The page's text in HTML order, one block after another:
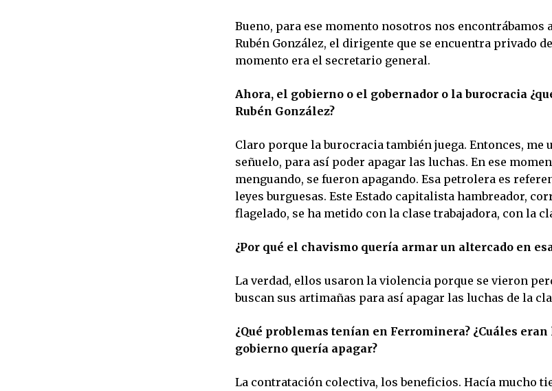
Bueno, para ese momento nosotros nos encontrábamos
Rubén González, el dirigente que se encuentra privado
momento era el secretario general.
Ahora, el gobierno o el gobernador o la burocracia
Rubén González?
Claro porque la burocracia también juega. Entonces, me
señuelo, para así poder apagar las luchas. En ese
menguando, se fueron apagando. Esa petrolera es
leyes burguesas. Este Estado capitalista hambreador,
flagelado, se ha metido con la clase trabajadora, con la
¿Por qué el chavismo quería armar un altercado en
La verdad, ellos usaron la violencia porque se vieron
buscan sus artimañas para así apagar las luchas de la
¿Qué problemas tenían en Ferrominera? ¿Cuáles
gobierno quería apagar?
La contratación colectiva, los beneficios. Hacía mucho